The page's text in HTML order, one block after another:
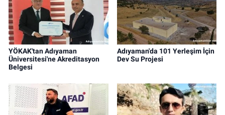
YÖKAK'tan Adıyaman
Üniversitesi'ne Akreditasyon
Belgesi
Adıyaman'da 101 Yerleşim İçin
Dev Su Projesi